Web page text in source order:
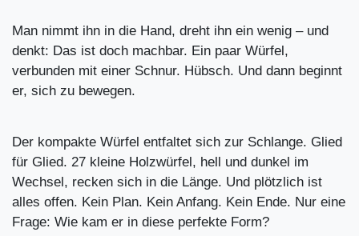
Man nimmt ihn in die Hand, dreht ihn ein wenig – und
denkt: Das ist doch machbar. Ein paar Würfel,
verbunden mit einer Schnur. Hübsch. Und dann beginnt
er, sich zu bewegen.
Der kompakte Würfel entfaltet sich zur Schlange. Glied
für Glied. 27 kleine Holzwürfel, hell und dunkel im
Wechsel, recken sich in die Länge. Und plötzlich ist
alles offen. Kein Plan. Kein Anfang. Kein Ende. Nur eine
Frage: Wie kam er in diese perfekte Form?